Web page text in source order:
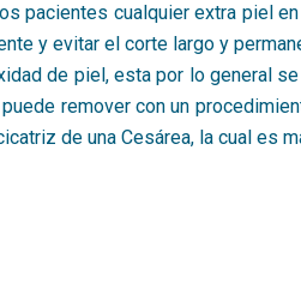
pacientes cualquier extra piel
y evitar el corte largo y
de piel, esta por lo general
remover con un
de una Cesárea, la cual es